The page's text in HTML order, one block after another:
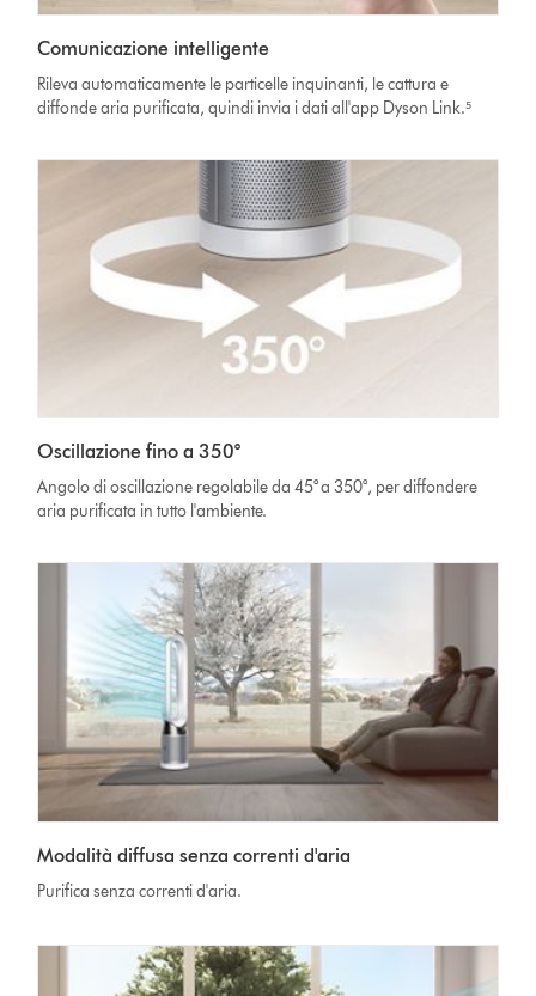
Comunicazione intelligente
Rileva automaticamente le particelle inquinanti, le cattura e
diffonde aria purificata, quindi invia i dati all'app Dyson Link.⁵
Oscillazione fino a 350°
Angolo di oscillazione regolabile da 45° a 350°, per diffondere
aria purificata in tutto l'ambiente.
Modalità diffusa senza correnti d'aria
Purifica senza correnti d'aria.